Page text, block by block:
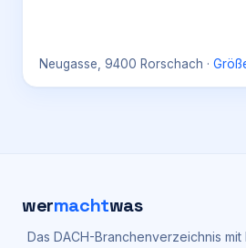
Neugasse, 9400 Rorschach ·
wermachtwas
Das DACH-Branchenverzeichnis mit